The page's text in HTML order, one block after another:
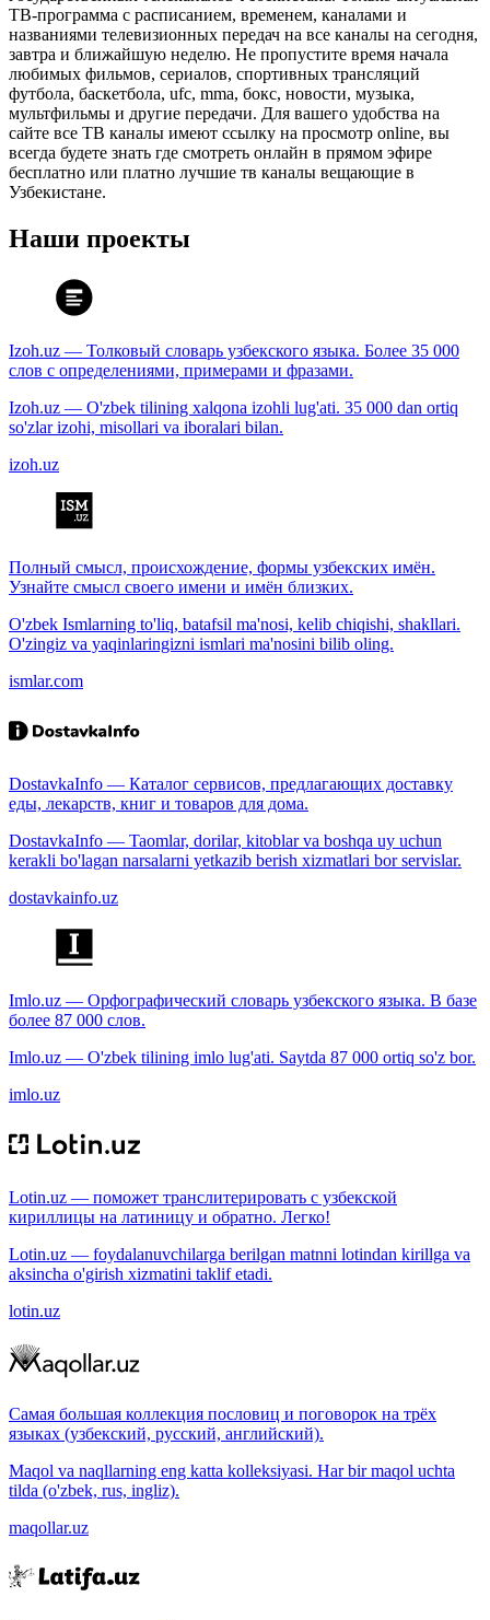
ТВ-программа с расписанием, временем, каналами и
названиями телевизионных передач на все каналы на сегодня,
завтра и ближайшую неделю. Не пропустите время начала
любимых фильмов, сериалов, спортивных трансляций
футбола, баскетбола, ufc, mma, бокс, новости, музыка,
мультфильмы и другие передачи. Для вашего удобства на
сайте все ТВ каналы имеют ссылку на просмотр online, вы
всегда будете знать где смотреть онлайн в прямом эфире
бесплатно или платно лучшие тв каналы вещающие в
Узбекистане.
Наши проекты
Izoh.uz — Толковый словарь узбекского языка. Более 35 000
слов с определениями, примерами и фразами.
Izoh.uz — O'zbek tilining xalqona izohli lug'ati. 35 000 dan ortiq
so'zlar izohi, misollari va iboralari bilan.
izoh.uz
Полный смысл, происхождение, формы узбекских имён.
Узнайте смысл своего имени и имён близких.
O'zbek Ismlarning to'liq, batafsil ma'nosi, kelib chiqishi, shakllari.
O'zingiz va yaqinlaringizni ismlari ma'nosini bilib oling.
ismlar.com
DostavkaInfo — Каталог сервисов, предлагающих доставку
еды, лекарств, книг и товаров для дома.
DostavkaInfo — Taomlar, dorilar, kitoblar va boshqa uy uchun
kerakli bo'lagan narsalarni yetkazib berish xizmatlari bor servislar.
dostavkainfo.uz
Imlo.uz — Орфографический словарь узбекского языка. В базе
более 87 000 слов.
Imlo.uz — O'zbek tilining imlo lug'ati. Saytda 87 000 ortiq so'z bor.
imlo.uz
Lotin.uz — поможет транслитерировать с узбекской
кириллицы на латиницу и обратно. Легко!
Lotin.uz — foydalanuvchilarga berilgan matnni lotindan kirillga va
aksincha o'girish xizmatini taklif etadi.
lotin.uz
Самая большая коллекция пословиц и поговорок на трёх
языках (узбекский, русский, английский).
Maqol va naqllarning eng katta kolleksiyasi. Har bir maqol uchta
tilda (o'zbek, rus, ingliz).
maqollar.uz